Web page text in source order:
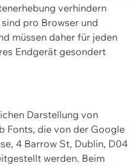
verhindern
pro Browser und
müssen daher für jeden
Endgerät gesondert
Darstellung von
Fonts, die von der Google
4 Barrow St, Dublin, D04
werden. Beim